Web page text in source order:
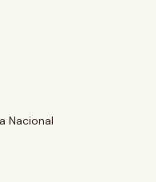
Nacional